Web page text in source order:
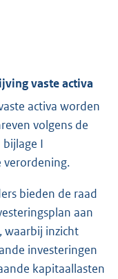
vaste activa
activa worden
volgens de
I
verordening.
bieden de raad
aan
waarbij inzicht
investeringen
kapitaallasten